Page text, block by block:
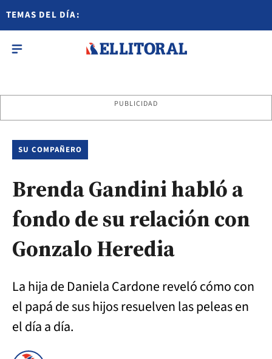
TEMAS DEL DÍA:
PUBLICIDAD
SU COMPAÑERO
Brenda Gandini habló a
fondo de su relación con
Gonzalo Heredia
La hija de Daniela Cardone reveló cómo con
el papá de sus hijos resuelven las peleas en
el día a día.